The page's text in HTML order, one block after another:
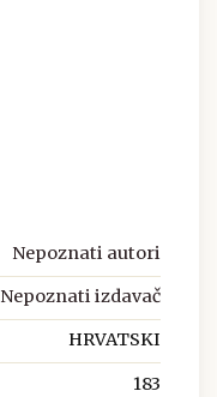
Nepoznati autori
Nepoznati izdavač
HRVATSKI
183